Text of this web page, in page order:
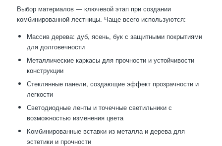
Выбор материалов — ключевой этап при создании
комбинированной лестницы. Чаще всего используются:
Массив дерева: дуб, ясень, бук с защитными покрытиями
для долговечности
Металлические каркасы для прочности и устойчивости
конструкции
Стеклянные панели, создающие эффект прозрачности и
легкости
Светодиодные ленты и точечные светильники с
возможностью изменения цвета
Комбинированные вставки из металла и дерева для
эстетики и прочности